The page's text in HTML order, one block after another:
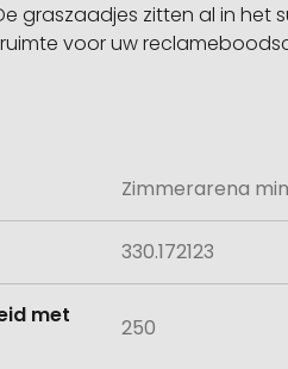
graszaadjes zitten al in
voor uw
Zimmerarena
330.172123
met
250